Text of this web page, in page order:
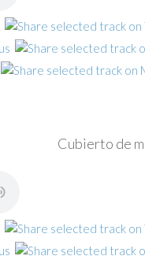
Cubierto de